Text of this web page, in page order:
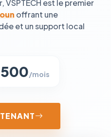
VSPTECH est le premier
offrant une
et un support local
500/mois